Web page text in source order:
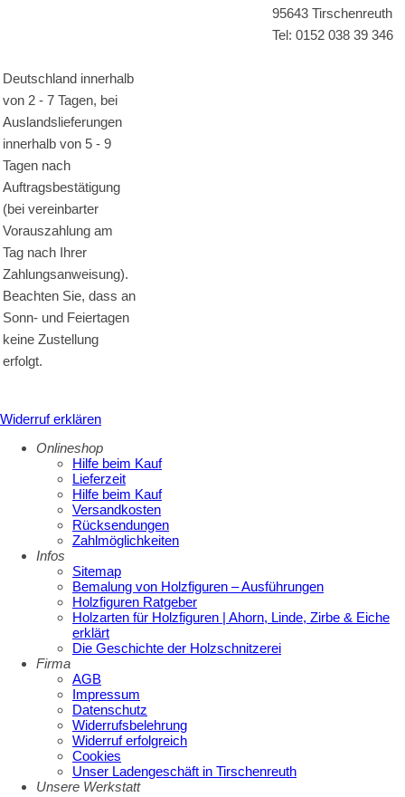
95643 Tirschenreuth
Tel: 0152 038 39 346
Deutschland innerhalb
von 2 - 7 Tagen, bei
Auslandslieferungen
innerhalb von 5 - 9
Tagen nach
Auftragsbestätigung
(bei vereinbarter
Vorauszahlung am
Tag nach Ihrer
Zahlungsanweisung).
Beachten Sie, dass an
Sonn- und Feiertagen
keine Zustellung
erfolgt.
Widerruf erklären
Onlineshop
Hilfe beim Kauf
Lieferzeit
Hilfe beim Kauf
Versandkosten
Rücksendungen
Zahlmöglichkeiten
Infos
Sitemap
Bemalung von Holzfiguren – Ausführungen
Holzfiguren Ratgeber
Holzarten für Holzfiguren | Ahorn, Linde, Zirbe & Eiche
erklärt
Die Geschichte der Holzschnitzerei
Firma
AGB
Impressum
Datenschutz
Widerrufsbelehrung
Widerruf erfolgreich
Cookies
Unser Ladengeschäft in Tirschenreuth
Unsere Werkstatt